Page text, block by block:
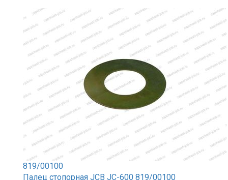
819/00100
Палец стопорная JCB JC-600 819/00100